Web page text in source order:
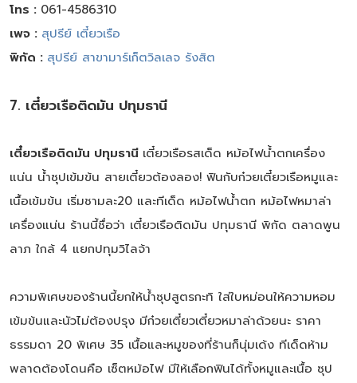
โทร : 061-4586310
เพจ : สุปรีย์ เตี๋ยวเรือ
พิกัด : สุปรีย์ สาขามาร์เก็ตวิลเลจ รังสิต
7. เตี๋ยวเรือติดมัน ปทุมธานี
เตี๋ยวเรือติดมัน ปทุมธานี เตี๋ยวเรือรสเด็ด หม้อไฟน้ำตกเครื่อง
แน่น น้ำซุปเข้มข้น สายเตี๋ยวต้องลอง! ฟินกับก๋วยเตี๋ยวเรือหมูและ
เนื้อเข้มข้น เริ่มชามละ20 และทีเด็ด หม้อไฟน้ำตก หม้อไฟหมาล่า
เครื่องแน่น ร้านนี้ชื่อว่า เตี๋ยวเรือติดมัน ปทุมธานี พิกัด ตลาดพูน
ลาภ ใกล้ 4 แยกปทุมวิไลจ้า
ความพิเศษของร้านนี้ยกให้น้ำซุปสูตรกะทิ ใส่ใบหม่อนให้ความหอม
เข้มข้นและนัวไม่ต้องปรุง มีก๋วยเตี๋ยวเตี๋ยวหมาล่าด้วยนะ ราคา
ธรรมดา 20 พิเศษ 35 เนื้อและหมูของที่ร้านก็นุ่มเด้ง ทีเด็ดห้าม
พลาดต้องโดนคือ เซ็ตหม้อไฟ มีให้เลือกฟินได้ทั้งหมูและเนื้อ ซุป